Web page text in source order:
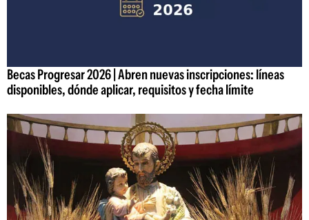
Becas Progresar 2026 | Abren nuevas inscripciones: líneas
disponibles, dónde aplicar, requisitos y fecha límite